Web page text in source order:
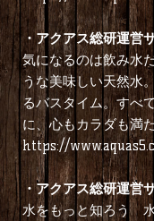
・アクアス総研運
気になるのは飲み水
うな美味しい天然水
るバスタイム。すべ
に、心もカラダも満
https://
・アクアス総研運営
水をもっと知ろう